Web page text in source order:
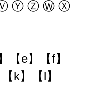
Ⓨ Ⓩ Ⓦ Ⓧ
【e】【f】
k】【l】